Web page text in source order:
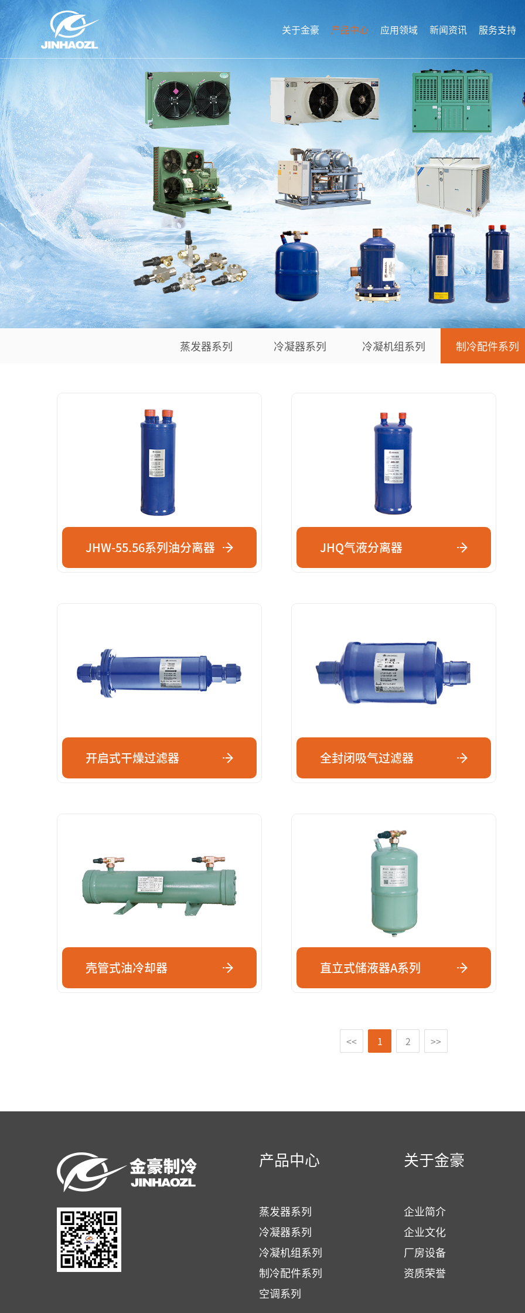
关于金豪 产品中心 应用领域 新闻资讯 服务支持
蒸发器系列 冷凝器系列 冷凝机组系列 制冷配件系列
JHW-55.56系列油分离器 JHQ气液分离器
开启式干燥过滤器 全封闭吸气过滤器
壳管式油冷却器 直立式储液器A系列
<< 1 2 >>
产品中心
蒸发器系列
冷凝器系列
冷凝机组系列
制冷配件系列
空调系列
关于金豪
企业简介
企业文化
厂房设备
资质荣誉